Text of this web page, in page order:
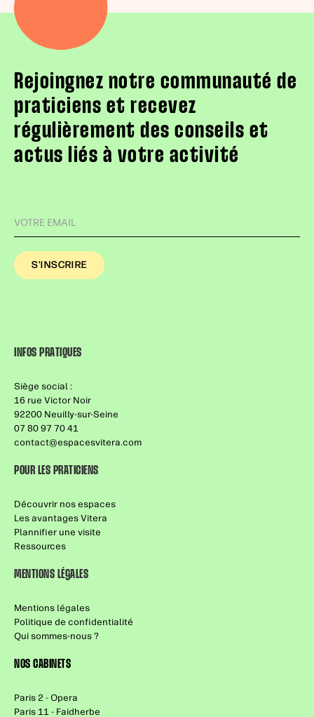
Rejoingnez notre communauté de
praticiens et recevez
régulièrement des conseils et
actus liés à votre activité
INFOS PRATIQUES
Siège social :
16 rue Victor Noir
92200 Neuilly-sur-Seine
07 80 97 70 41
contact@espacesvitera.com
POUR LES PRATICIENS
Découvrir nos espaces
Les avantages Vitera
Plannifier une visite
Ressources
MENTIONS LÉGALES
Mentions légales
Politique de confidentialité
Qui sommes-nous ?
NOS CABINETS
Paris 2 - Opera
Paris 11 - Faidherbe